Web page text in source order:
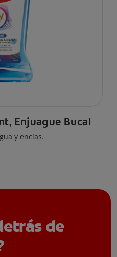
Enjuague Bucal
y encías.
de